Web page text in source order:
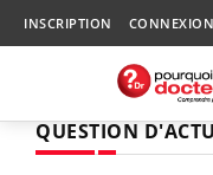
INSCRIPTION CONNEXION
QUESTION D'ACTU